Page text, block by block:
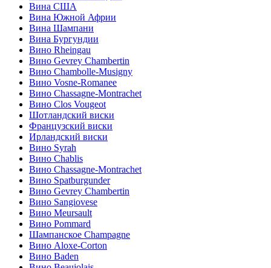
Вина США
Вина Южной Африи
Вина Шампани
Вина Бургундии
Вино Rheingau
Вино Gevrey Chambertin
Вино Chambolle-Musigny
Вино Vosne-Romanee
Вино Chassagne-Montrachet
Вино Clos Vougeot
Шотландский виски
Французский виски
Ирландский виски
Вино Syrah
Вино Chablis
Вино Chassagne-Montrachet
Вино Spatburgunder
Вино Gevrey Chambertin
Вино Sangiovese
Вино Meursault
Вино Pommard
Шампанское Champagne
Вино Aloxe-Corton
Вино Baden